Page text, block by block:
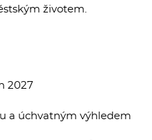
životem.
2027
a úchvatným výhledem